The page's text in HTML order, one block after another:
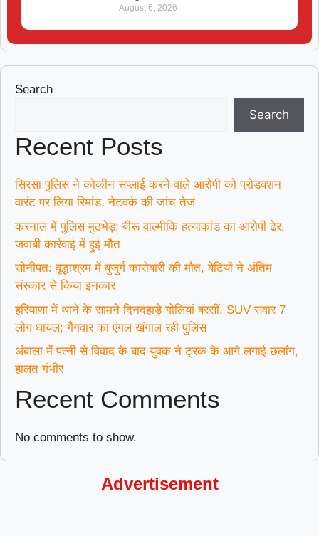
August 6, 2026
Search
Search
Recent Posts
सिरसा पुलिस ने कोकीन सप्लाई करने वाले आरोपी को प्रोडक्शन
वारंट पर लिया रिमांड, नेटवर्क की जांच तेज
करनाल में पुलिस मुठभेड़: बीरू वाल्मीकि हत्याकांड का आरोपी ढेर,
जवाबी कार्रवाई में हुई मौत
सोनीपत: वृद्धाश्रम में बुजुर्ग कारोबारी की मौत, बेटियों ने अंतिम
संस्कार से किया इनकार
हरियाणा में थाने के सामने दिनदहाड़े गोलियां बरसीं, SUV सवार 7
लोग घायल; गैंगवार का एंगल खंगाल रही पुलिस
अंबाला में पत्नी से विवाद के बाद युवक ने ट्रक के आगे लगाई छलांग,
हालत गंभीर
Recent Comments
No comments to show.
Advertisement